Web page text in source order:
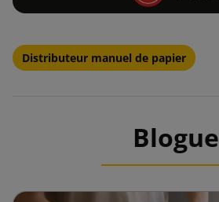
Distributeur manuel de papier
Blogue